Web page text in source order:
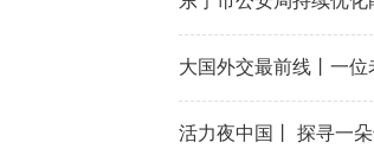
大国外交最前线丨一位
活力夜中国丨 探寻一